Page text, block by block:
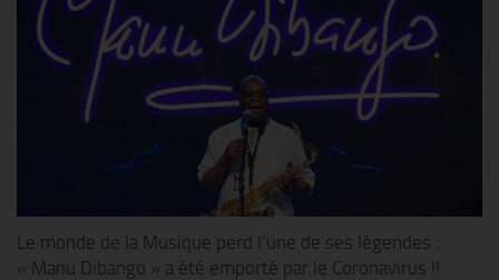
Le monde de la Musique perd l’une de ses légendes :
« Manu Dibango » a été emporté par le Coronavirus !!